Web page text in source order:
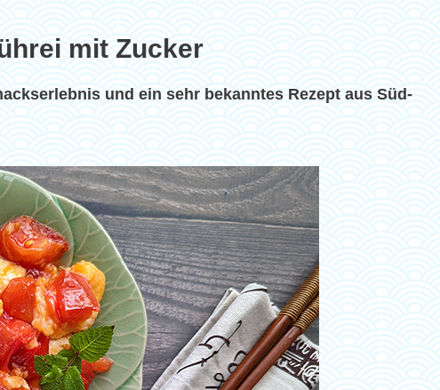
mit Zucker
und ein sehr bekanntes Rezept aus Süd-